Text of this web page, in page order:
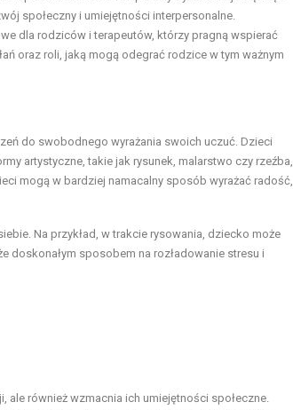
społeczny i umiejętności interpersonalne.
dla rodziców i terapeutów, którzy pragną wspierać
oraz roli, jaką mogą odegrać rodzice w tym ważnym
do swobodnego wyrażania swoich uczuć. Dzieci
artystyczne, takie jak rysunek, malarstwo czy rzeźba,
mogą w bardziej namacalny sposób wyrażać radość,
Na przykład, w trakcie rysowania, dziecko może
doskonałym sposobem na rozładowanie stresu i
ale również wzmacnia ich umiejętności społeczne.